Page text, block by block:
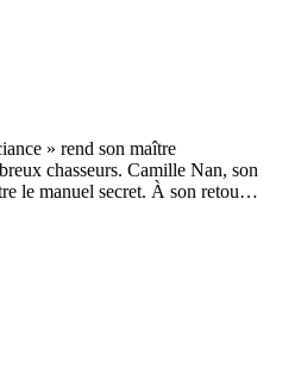
» rend son maître
chasseurs. Camille Nan, son
le manuel secret. À son retour,